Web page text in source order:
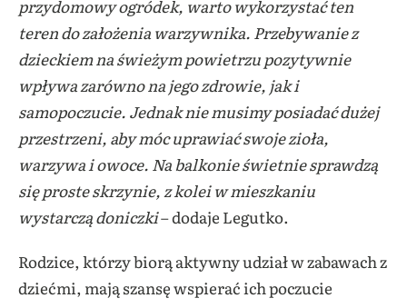
przydomowy ogródek, warto wykorzystać ten
teren do założenia warzywnika. Przebywanie z
dzieckiem na świeżym powietrzu pozytywnie
wpływa zarówno na jego zdrowie, jak i
samopoczucie. Jednak nie musimy posiadać dużej
przestrzeni, aby móc uprawiać swoje zioła,
warzywa i owoce. Na balkonie świetnie sprawdzą
się proste skrzynie, z kolei w mieszkaniu
wystarczą doniczki– dodaje Legutko.
Rodzice, którzy biorą aktywny udział w zabawach z
dziećmi, mają szansę wspierać ich poczucie